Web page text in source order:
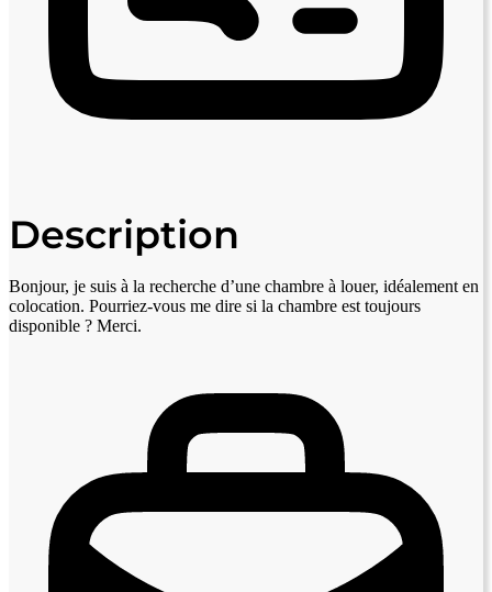
Description
Bonjour, je suis à la recherche d’une chambre à louer, idéalement en
colocation. Pourriez-vous me dire si la chambre est toujours
disponible ? Merci.